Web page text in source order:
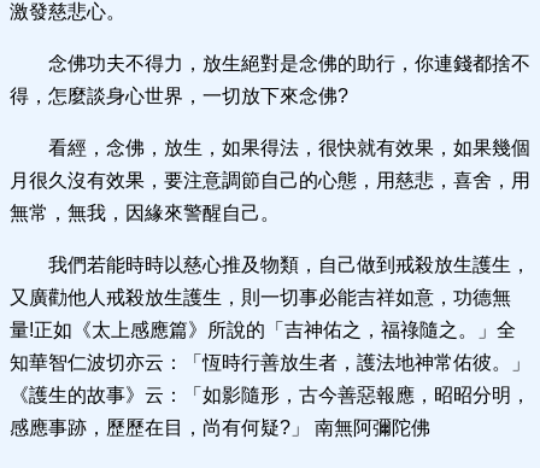
激發慈悲心。
念佛功夫不得力，放生絕對是念佛的助行，你連錢都捨不
得，怎麼談身心世界，一切放下來念佛?
看經，念佛，放生，如果得法，很快就有效果，如果幾個
月很久沒有效果，要注意調節自己的心態，用慈悲，喜舍，用
無常，無我，因緣來警醒自己。
我們若能時時以慈心推及物類，自己做到戒殺放生護生，
又廣勸他人戒殺放生護生，則一切事必能吉祥如意，功德無
量!正如《太上感應篇》所說的「吉神佑之，福祿隨之。」全
知華智仁波切亦云：「恆時行善放生者，護法地神常佑彼。」
《護生的故事》云：「如影隨形，古今善惡報應，昭昭分明，
感應事跡，歷歷在目，尚有何疑?」 南無阿彌陀佛